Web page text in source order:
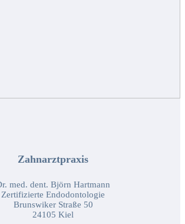
Zahnarztpraxis
med. dent. Björn Hartmann
Zertifizierte Endodontologie
Brunswiker Straße 50
24105 Kiel